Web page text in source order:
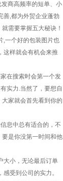
商高频率的短单、小
善,都为外贸企业蓬勃
需要掌握五大秘诀！
,一个好的包装图片也
这样就会有机会来推
在搜索时会第一个发
实力.当然了，要想自
家就会首先看到你的
息中总有适合的，不
是你没第一时间和他
大小，无论最后订单
受到公司的实力。